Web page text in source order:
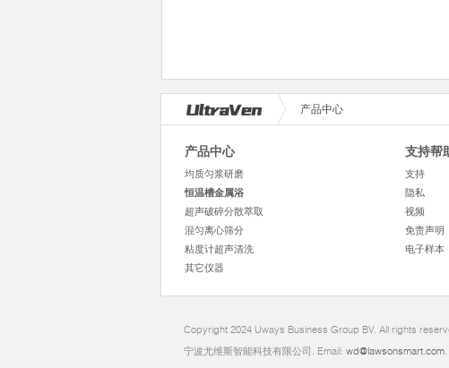
产品中心
产品中心
均质匀浆研磨
恒温槽金属浴
超声破碎分散萃取
混匀离心筛分
粘度计超声清洗
其它仪器
支持帮
支持
隐私
视频
免责声明
电子样本
Copyright 2024 Uways Business Group BV. All rights
宁波尤维斯智能科技有限公司. Email: wd@lawsonsmart.com